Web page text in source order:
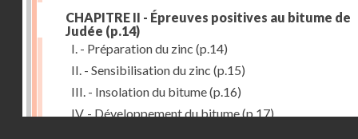
CHAPITRE II - Épreuves positives au bitume de
Judée (p.14)
I. - Préparation du zinc (p.14)
II. - Sensibilisation du zinc (p.15)
III. - Insolation du bitume(p.16)
IV. - Développement du bitume(p.17)